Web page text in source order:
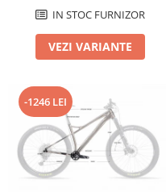
IN STOC FURNIZOR
VEZI VARIANTE
-1246 LEI